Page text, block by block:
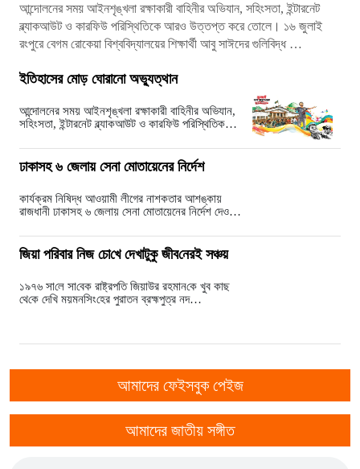
আন্দোলনের সময় আইনশৃঙ্খলা রক্ষাকারী বাহিনীর অভিযান, সহিংসতা, ইন্টারনেট
ব্ল্যাকআউট ও কারফিউ পরিস্থিতিকে আরও উত্তপ্ত করে তোলে। ১৬ জুলাই
রংপুরে বেগম রোকেয়া বিশ্ববিদ্যালয়ের শিক্ষার্থী আবু সাঈদের গুলিবিদ্ধ …
ইতিহাসের মোড় ঘোরানো অভ্যুত্থান
আন্দোলনের সময় আইনশৃঙ্খলা রক্ষাকারী বাহিনীর অভিযান,
সহিংসতা, ইন্টারনেট ব্ল্যাকআউট ও কারফিউ পরিস্থিতিক…
ঢাকাসহ ৬ জেলায় সেনা মোতায়েনের নির্দেশ
কার্যক্রম নিষিদ্ধ আওয়ামী লীগের নাশকতার আশঙ্কায়
রাজধানী ঢাকাসহ ৬ জেলায় সেনা মোতায়েনের নির্দেশ দেওয়া
জিয়া প‌রিবার নিজ চো‌খে দেখাটুকু জীব‌নেরই সঞ্চয়
১৯৭৬ সা‌লে সা‌বেক রাষ্ট্রপ‌তি জিয়াউর রহমান‌কে খুব কাছ
থে‌কে দে‌খি ময়মন‌সিং‌হের পুরাতন ব্রহ্মপুত্র নদ…
আমাদের ফেইসবুক পেইজ
আমাদের জাতীয় সঙ্গীত